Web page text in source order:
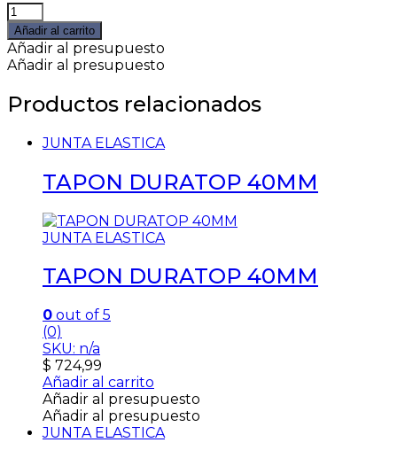
RAMAL
T
DESAGUE
90
50X50MM
quantity
Añadir al carrito
Añadir al presupuesto
Añadir al presupuesto
Productos relacionados
JUNTA ELASTICA
TAPON DURATOP 40MM
JUNTA ELASTICA
TAPON DURATOP 40MM
0 out of 5
(0)
SKU: n/a
$ 724,99
Añadir al carrito
Añadir al presupuesto
Añadir al presupuesto
JUNTA ELASTICA